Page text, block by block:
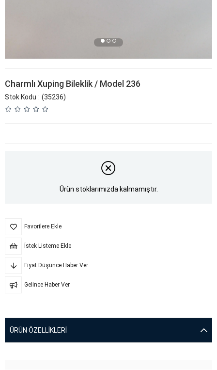
Charmlı Xuping Bileklik / Model 236
Stok Kodu (35236)
Ürün stoklarımızda kalmamıştır.
Favorilere Ekle
İstek Listeme Ekle
Fiyat Düşünce Haber Ver
Gelince Haber Ver
ÜRÜN ÖZELLIKLERI